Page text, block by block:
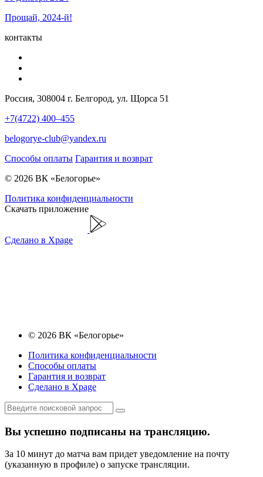
Прощай, 2024-й!
контакты
Россия, 308004 г. Белгород, ул. Щорса 51
+7(4722) 400–455
belogorye-club@yandex.ru
Способы оплаты Гарантия и возврат
© 2026 ВК «Белогорье»
Политика конфиденциальности
Скачать приложение
Сделано в Xpage
© 2026 ВК «Белогорье»
Политика конфиденциальности
Способы оплаты
Гарантия и возврат
Сделано в Xpage
Вы успешно подписаны на трансляцию.
За 10 минут до матча вам придет уведомление на почту
(указанную в профиле) о запуске трансляции.